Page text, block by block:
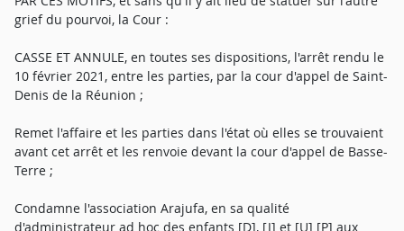
grief du pourvoi, la Cour :
CASSE ET ANNULE, en toutes ses dispositions, l'arrêt rendu le
10 février 2021, entre les parties, par la cour d'appel de Saint-
Denis de la Réunion ;
Remet l'affaire et les parties dans l'état où elles se trouvaient
avant cet arrêt et les renvoie devant la cour d'appel de Basse-
Terre ;
Condamne l'association Arajufa, en sa qualité
d'administrateur ad hoc des enfants [D], [J] et [U] [P] aux